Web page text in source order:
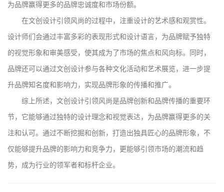
为品牌赢得更多的品牌忠诚度和市场份额。
在文创设计引领风尚的过程中，注重设计的艺术感和观赏性。
设计师们会通过丰富多彩的表现形式和设计语言，为品牌赋予独特
的视觉形象和审美感受，使其成为了市场的焦点和风向标。同时，
品牌还可以通过文创设计参与各种文化活动和艺术展览，进一步提
升品牌知名度和影响力，实现品牌形象的传播和推广。
综上所述，文创设计引领风尚是品牌创新和品牌传播的重要环
节，它能够通过独特的设计理念和视觉表达，为品牌赢得更多的关
注和认可。通过不断挖掘和创新，打造出独具匠心的品牌形象，不
仅能够提升品牌的影响力和竞争力，更能够引领市场的潮流和趋
势，成为行业的领军者和标杆企业。